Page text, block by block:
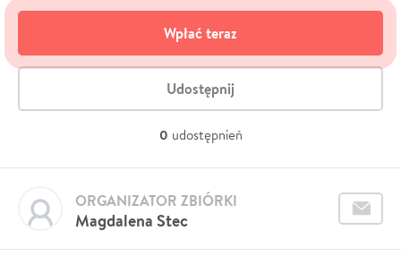
Wpłać teraz
Udostępnij
0 udostępnień
Magdalena Stec
ORGANIZATOR ZBIÓRKI